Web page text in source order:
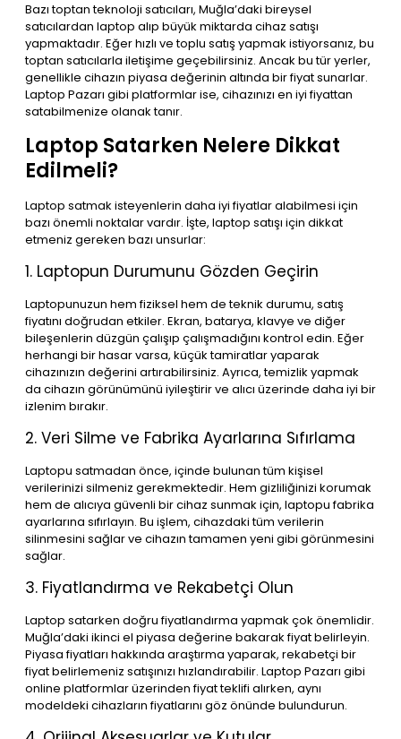
Bazı toptan teknoloji satıcıları, Muğla’daki bireysel
satıcılardan laptop alıp büyük miktarda cihaz satışı
yapmaktadır. Eğer hızlı ve toplu satış yapmak istiyorsanız, bu
toptan satıcılarla iletişime geçebilirsiniz. Ancak bu tür yerler,
genellikle cihazın piyasa değerinin altında bir fiyat sunarlar.
Laptop Pazarı gibi platformlar ise, cihazınızı en iyi fiyattan
satabilmenize olanak tanır.
Laptop Satarken Nelere Dikkat
Edilmeli?
Laptop satmak isteyenlerin daha iyi fiyatlar alabilmesi için
bazı önemli noktalar vardır. İşte, laptop satışı için dikkat
etmeniz gereken bazı unsurlar:
1. Laptopun Durumunu Gözden Geçirin
Laptopunuzun hem fiziksel hem de teknik durumu, satış
fiyatını doğrudan etkiler. Ekran, batarya, klavye ve diğer
bileşenlerin düzgün çalışıp çalışmadığını kontrol edin. Eğer
herhangi bir hasar varsa, küçük tamiratlar yaparak
cihazınızın değerini artırabilirsiniz. Ayrıca, temizlik yapmak
da cihazın görünümünü iyileştirir ve alıcı üzerinde daha iyi bir
izlenim bırakır.
2. Veri Silme ve Fabrika Ayarlarına Sıfırlama
Laptopu satmadan önce, içinde bulunan tüm kişisel
verilerinizi silmeniz gerekmektedir. Hem gizliliğinizi korumak
hem de alıcıya güvenli bir cihaz sunmak için, laptopu fabrika
ayarlarına sıfırlayın. Bu işlem, cihazdaki tüm verilerin
silinmesini sağlar ve cihazın tamamen yeni gibi görünmesini
sağlar.
3. Fiyatlandırma ve Rekabetçi Olun
Laptop satarken doğru fiyatlandırma yapmak çok önemlidir.
Muğla’daki ikinci el piyasa değerine bakarak fiyat belirleyin.
Piyasa fiyatları hakkında araştırma yaparak, rekabetçi bir
fiyat belirlemeniz satışınızı hızlandırabilir. Laptop Pazarı gibi
online platformlar üzerinden fiyat teklifi alırken, aynı
modeldeki cihazların fiyatlarını göz önünde bulundurun.